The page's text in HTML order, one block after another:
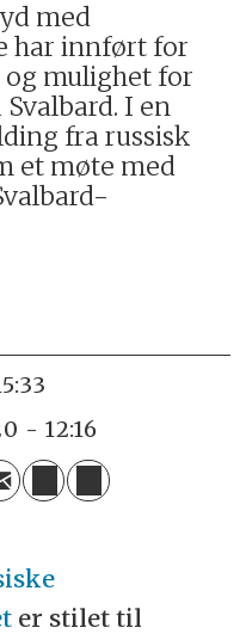
med
har innført for
mulighet for
I en
fra russisk
et møte med
- 12:16
er stilet til